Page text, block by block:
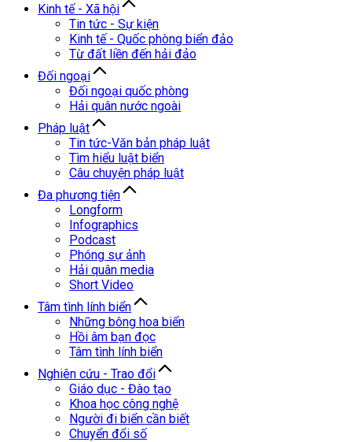
Kinh tế - Xã hội
Tin tức - Sự kiện
Kinh tế - Quốc phòng biển đảo
Từ đất liền đến hải đảo
Đối ngoại
Đối ngoại quốc phòng
Hải quân nước ngoài
Pháp luật
Tin tức-Văn bản pháp luật
Tìm hiểu luật biển
Câu chuyện pháp luật
Đa phương tiện
Longform
Infographics
Podcast
Phóng sự ảnh
Hải quân media
Short Video
Tâm tình lính biển
Những bông hoa biển
Hồi âm bạn đọc
Tâm tình lính biển
Nghiên cứu - Trao đổi
Giáo dục - Đào tạo
Khoa học công nghệ
Người đi biển cần biết
Chuyển đổi số